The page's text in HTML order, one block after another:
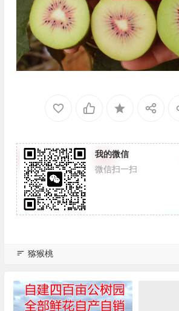
我的微信
微信扫一扫
猕猴桃